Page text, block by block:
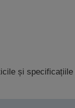
și